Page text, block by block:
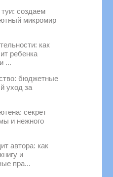
создаем
микромир
как
ребенка
...
бюджетные
уход за
секрет
и нежного
автора: как
и
пра...